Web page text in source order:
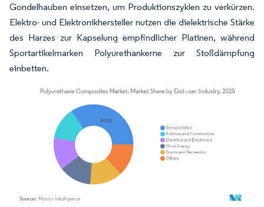
Gondelhauben einsetzen, um Produktionszyklen zu verkürzen.
Elektro- und Elektronikhersteller nutzen die dielektrische Stärke
des Harzes zur Kapselung empfindlicher Platinen, während
Sportartikelmarken Polyurethankerne zur Stoßdämpfung
einbetten.